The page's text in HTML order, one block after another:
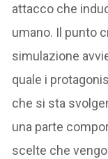
attacco che
umano. Il punto
simulazione
quale i
che si sta
una parte
scelte che